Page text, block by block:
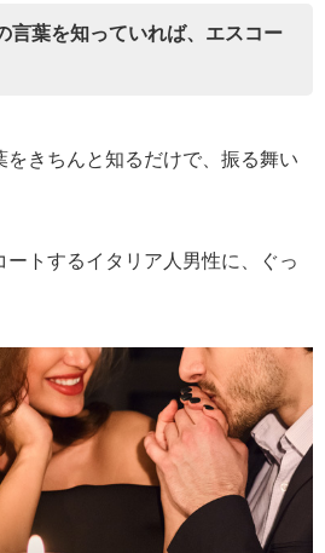
言葉を知っていれば、エスコー
きちんと知るだけで、振る舞い
トするイタリア人男性に、ぐっ